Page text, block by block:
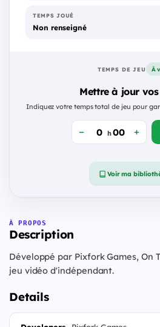
TEMPS JOUÉ
Non renseigné
TEMPS DE JEU À
Mettre à jour
Indiquez votre temps total de jeu pour
h
Voir ma
À PROPOS
Description
Développé par Pixfork Games, On
jeu vidéo d'indépendant.
Details